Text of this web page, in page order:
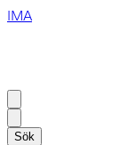
IMA
Sök